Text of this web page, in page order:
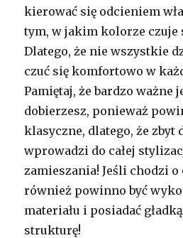
kierować się odcieniem
tym, w jakim kolorze czuje
Dlatego, że nie wszystkie
czuć się komfortowo w
Pamiętaj, że bardzo ważne
dobierzesz, ponieważ
klasyczne, dlatego, że zbyt
wprowadzi do całej
zamieszania! Jeśli chodzi o
również powinno być
materiału i posiadać
strukturę!